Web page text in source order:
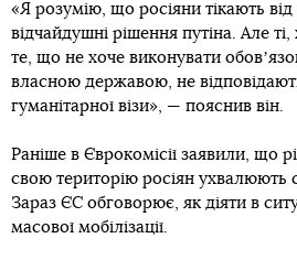
«Я розумію, що росіяни тікають
відчайдушні рішення путіна. Але ті,
те, що не хоче виконувати
власною державою, не
гуманітарної візи», — пояснив він.
Раніше в Єврокомісії заявили, що
свою територію росіян ухвалюють
Зараз ЄС обговорює, як діяти в
масової мобілізації.